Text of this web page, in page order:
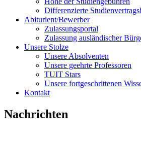
Differenzierte
Abiturient/Bewerber
Zulassungsportal
Zulassung ausländischer
Unsere Stolze
Unsere Absolventen
Unsere geehrte Professoren
TUIT Stars
Unsere fortgeschrittenen
Kontakt
Nachrichten